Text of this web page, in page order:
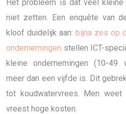
Het probleem is dat veel kleine
niet zetten. Een enquête van
kloof duidelijk aan: bijna zes op
ondernemingen stellen ICT-
kleine ondernemingen (10-49
meer dan een vijfde is. Dit
tot koudwatervrees. Men
vreest hoge kosten.